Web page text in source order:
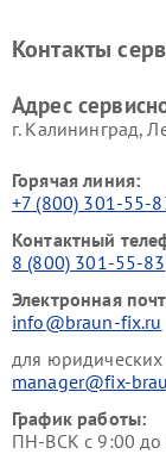
Контакты
Адрес
г. Калининград,
Горячая линия:
+7 (800) 301-55-
Контактный
8 (800) 301-55-83
Электронная
info@braun-fix.ru
для
manager@fix-
График работы:
ПН-ВСК с 9:00 до